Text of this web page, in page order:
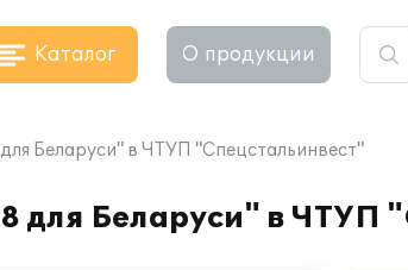
Каталог О продукции
Беларуси" в ЧТУП "Спецстальинвест"
для Беларуси" в ЧТУП